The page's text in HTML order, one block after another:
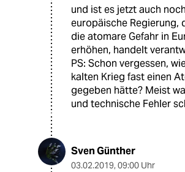
und ist es jetzt auch
europäische Regierung,
die atomare Gefahr in
erhöhen, handelt
PS: Schon vergessen,
kalten Krieg fast einen
gegeben hätte? Meist
und technische Fehler
Sven Günther
03.02.2019, 09:00 Uhr